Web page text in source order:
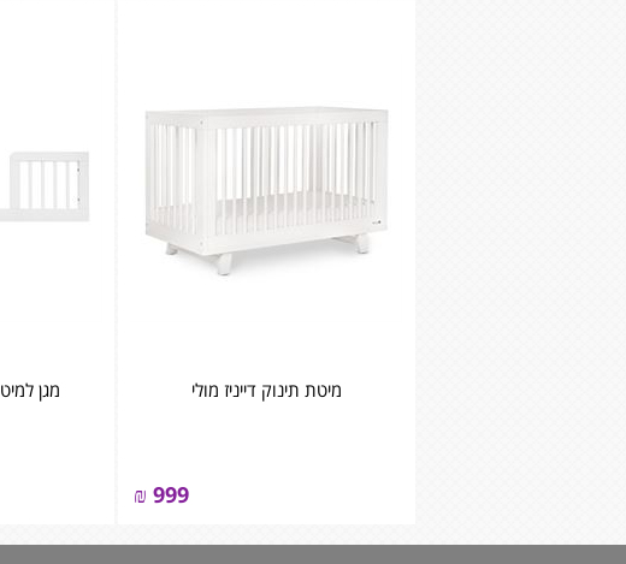
מיטת תינוק דייניז מולי
999
₪
מגן